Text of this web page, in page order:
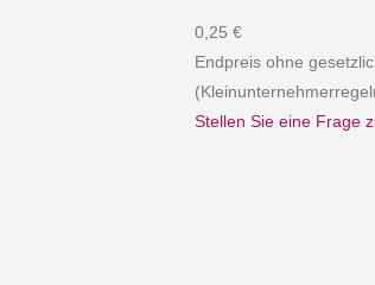
0,25 €
Endpreis ohne
Stellen Sie eine Frage